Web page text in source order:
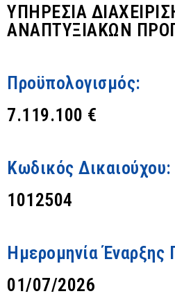
ΥΠΗΡΕΣΙΑ
ΑΝΑΠΤΥΞΙΑΚΩΝ
Προϋπολογισμός:
7.119.100 €
Κωδικός Δικαιούχου:
1012504
Ημερομηνία Έναρξης
01/07/2026